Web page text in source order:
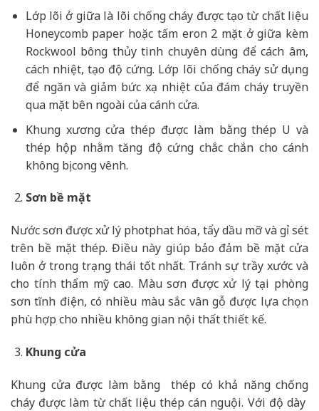
Lớp lõi ở giữa là lõi chống cháy được tạo từ chất liệu
Honeycomb paper hoặc tấm eron 2 mặt ở giữa kèm
Rockwool bông thủy tinh chuyên dùng để cách âm,
cách nhiệt, tạo độ cứng. Lớp lõi chống cháy sử dụng
để ngăn và giảm bức xạ nhiệt của đám cháy truyền
qua mặt bên ngoài của cánh cửa.
Khung xương cửa thép được làm bằng thép U và
thép hộp nhằm tăng độ cứng chắc chắn cho cánh
không bị cong vênh.
Sơn bề mặt
Nước sơn được xử lý photphat hóa, tẩy dầu mỡ và gỉ sét
trên bề mặt thép. Điều này giúp bảo đảm bề mặt cửa
luôn ở trong trạng thái tốt nhất. Tránh sự trầy xước và
cho tính thẩm mỹ cao. Màu sơn được xử lý tại phòng
sơn tĩnh điện, có nhiều màu sắc vân gỗ được lựa chọn
phù hợp cho nhiều không gian nội thất thiết kế.
Khung cửa
Khung cửa được làm bằng thép có khả năng chống
cháy được làm từ chất liệu thép cán nguội. Với độ dày